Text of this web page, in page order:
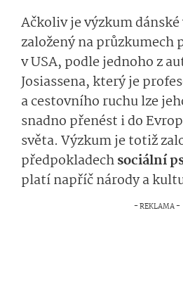
Ačkoliv je výzkum
založený na průzkumech
v USA, podle jednoho z
Josiassena, který je
a cestovního ruchu lze
snadno přenést i do
světa. Výzkum je totiž
předpokladechsociální
platí napříč národy a